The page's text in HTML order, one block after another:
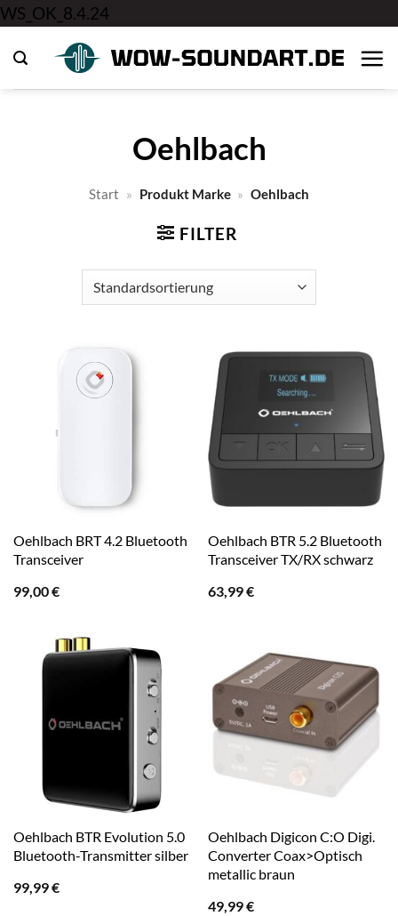
WS_OK_8.4.24
springen
Oehlbach
Start » Produkt Marke » Oehlbach
FILTER
Oehlbach BRT 4.2 Bluetooth
Transceiver
99,00€
Oehlbach BTR 5.2 Bluetooth
Transceiver TX/RX schwarz
63,99€
Oehlbach BTR Evolution 5.0
Bluetooth-Transmitter silber
99,99€
Oehlbach Digicon C:O Digi.
Converter Coax>Optisch
metallic braun
49,99€